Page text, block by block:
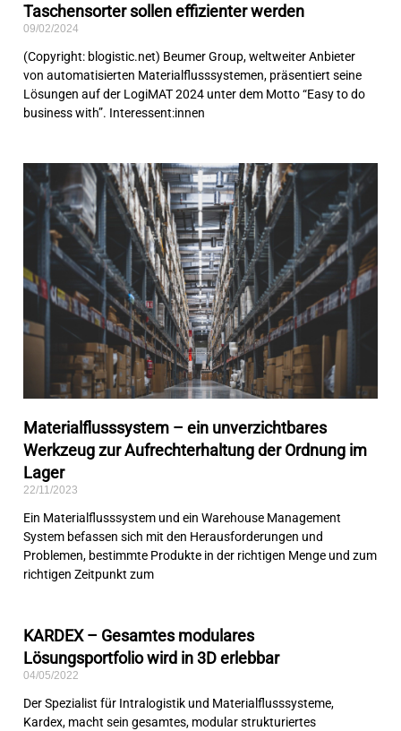
Taschensorter sollen effizienter werden
09/02/2024
(Copyright: blogistic.net) Beumer Group, weltweiter Anbieter
von automatisierten Materialflusssystemen, präsentiert seine
Lösungen auf der LogiMAT 2024 unter dem Motto “Easy to do
business with”. Interessent:innen
Materialflusssystem – ein unverzichtbares
Werkzeug zur Aufrechterhaltung der Ordnung im
Lager
22/11/2023
Ein Materialflusssystem und ein Warehouse Management
System befassen sich mit den Herausforderungen und
Problemen, bestimmte Produkte in der richtigen Menge und zum
richtigen Zeitpunkt zum
KARDEX – Gesamtes modulares
Lösungsportfolio wird in 3D erlebbar
04/05/2022
Der Spezialist für Intralogistik und Materialflusssysteme,
Kardex, macht sein gesamtes, modular strukturiertes